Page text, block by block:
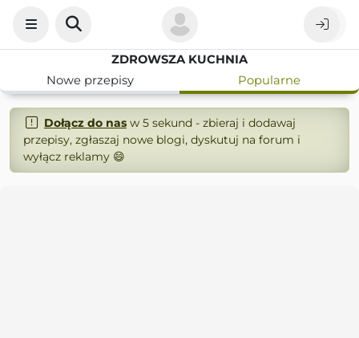
ZDROWSZA KUCHNIA
Nowe przepisy
Popularne
Dołącz do nasw 5 sekund - zbieraj i dodawaj
przepisy, zgłaszaj nowe blogi, dyskutuj na forum i
wyłącz reklamy 😄